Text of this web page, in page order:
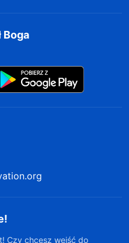
Boga
Czy chcesz wejść do